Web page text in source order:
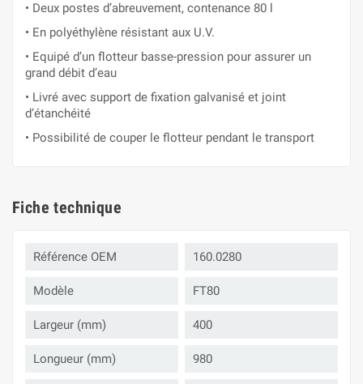
• Deux postes d’abreuvement, contenance 80 l
• En polyéthylène résistant aux U.V.
• Equipé d’un flotteur basse-pression pour assurer un
grand débit d’eau
• Livré avec support de fixation galvanisé et joint
d’étanchéité
• Possibilité de couper le flotteur pendant le transport
Fiche technique
Référence OEM 160.0280
Modèle FT80
Largeur (mm) 400
Longueur (mm) 980